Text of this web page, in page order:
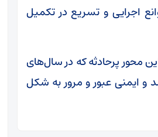
اجرایی و تسریع در تکمیل
محور پرحادثه که در سال‌های
ایمنی عبور و مرور به شکل